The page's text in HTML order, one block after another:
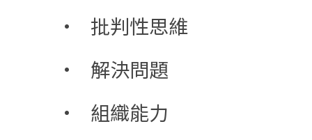
	•	批判性思維
	•	解決問題
	•	組織能力